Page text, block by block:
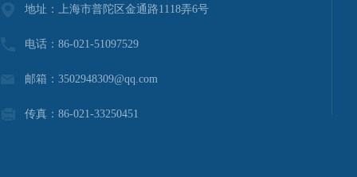
地址：上海市普陀区金通路1118弄6号
电话：86-021-51097529
邮箱：3502948309@qq.com
传真：86-021-33250451